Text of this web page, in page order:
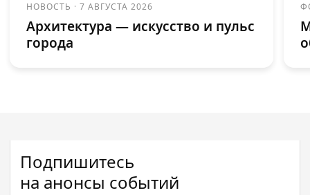
НОВОСТЬ ·7 АВГУСТА 2026
Архитектура — искусство и пульс
города
Подпишитесь
на анонсы событий